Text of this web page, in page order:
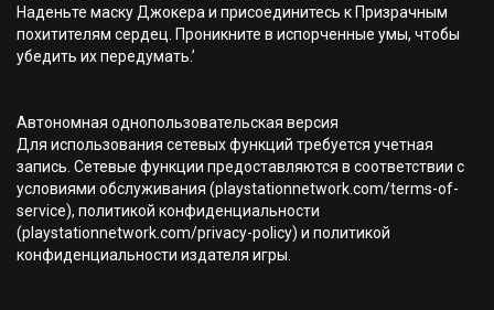
Наденьте маску Джокера и присоединитесь к Призрачным
похитителям сердец. Проникните в испорченные умы, чтобы
убедить их передумать.’
Автономная однопользовательская версия
Для использования сетевых функций требуется учетная
запись. Сетевые функции предоставляются в соответствии с
условиями обслуживания (playstationnetwork.com/terms-of-
service), политикой конфиденциальности
(playstationnetwork.com/privacy-policy) и политикой
конфиденциальности издателя игры.